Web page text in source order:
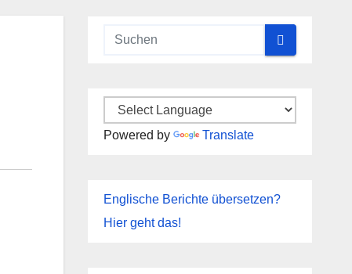
Powered by Translate
Englische Berichte übersetzen?
Hier geht das!